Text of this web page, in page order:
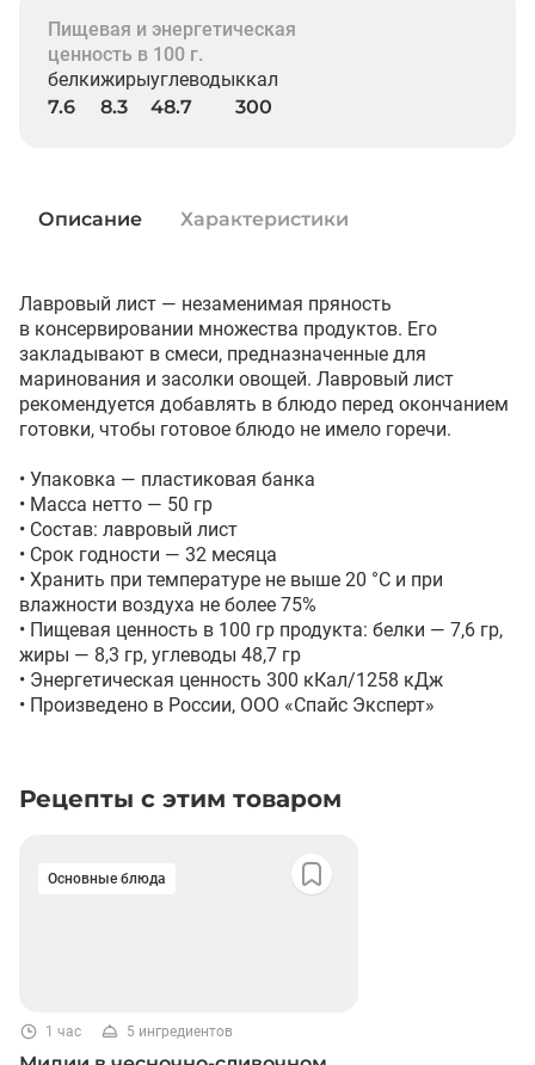
Пищевая и энергетическая
ценность в 100 г.
белки
7.6
жиры
8.3
углеводы
48.7
ккал
300
Описание Характеристики
Лавровый лист — незаменимая пряность
в консервировании множества продуктов. Его
закладывают в смеси, предназначенные для
маринования и засолки овощей. Лавровый лист
рекомендуется добавлять в блюдо перед окончанием
готовки, чтобы готовое блюдо не имело горечи.
• Упаковка — пластиковая банка
• Масса нетто — 50 гр
• Состав: лавровый лист
• Срок годности — 32 месяца
• Хранить при температуре не выше 20 °C и при
влажности воздуха не более 75%
• Пищевая ценность в 100 гр продукта: белки — 7,6 гр,
жиры — 8,3 гр, углеводы 48,7 гр
• Энергетическая ценность 300 кКал/1258 кДж
• Произведено в России, ООО «Спайс Эксперт»
Рецепты с этим товаром
1 час 5 ингредиентов
Основные блюда